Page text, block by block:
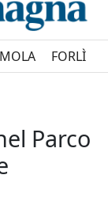
FORLÌ
Parco